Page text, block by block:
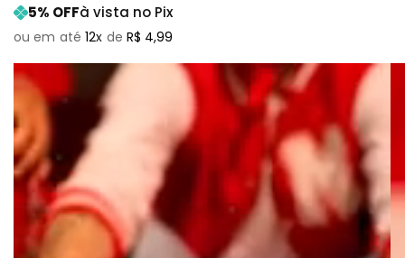
5% OFFà vista no Pix
12 R$ 4,99